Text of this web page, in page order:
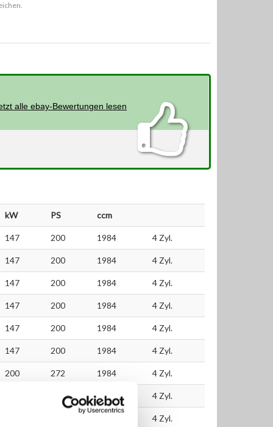
alle ebay-Bewertungen lesen
kW PS ccm
147 200 1984 4 Zyl.
147 200 1984 4 Zyl.
147 200 1984 4 Zyl.
147 200 1984 4 Zyl.
147 200 1984 4 Zyl.
147 200 1984 4 Zyl.
200 272 1984 4 Zyl.
200 1984 4 Zyl.
4 Zyl.